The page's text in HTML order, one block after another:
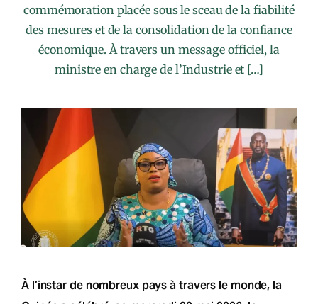
commémoration placée sous le sceau de la fiabilité
des mesures et de la consolidation de la confiance
économique. À travers un message officiel, la
ministre en charge de l’Industrie et […]
À l’instar de nombreux pays à travers le monde, la